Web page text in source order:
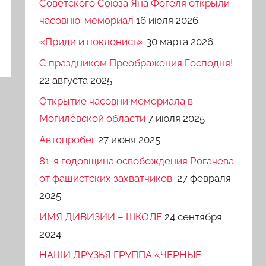
Советского Союза Яна Фогеля открыли
часовню-мемориал 16 июля 2026
«Приди и поклонись» 30 марта 2026
C праздником Преображения Господня!
22 августа 2025
Открытие часовни мемориала в
Могилёвской области 7 июля 2025
Автопробег 27 июня 2025
81-я годовщина освобождения Рогачева
от фашистских захватчиков 27 февраля
2025
ИМЯ ДИВИЗИИ – ШКОЛЕ 24 сентября
2024
НАШИ ДРУЗЬЯ ГРУППА «ЧЕРНЫЕ